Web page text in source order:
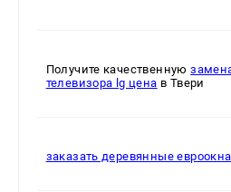
Получите качественную
телевизора lg цена в Твери
заказать деревянные евроокна